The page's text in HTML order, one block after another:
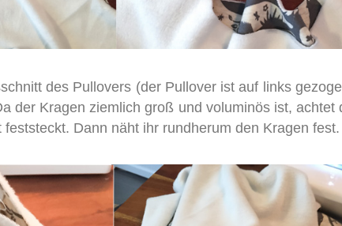
des Pullovers (der Pullover ist auf links
der Kragen ziemlich groß und voluminös ist, achtet
Dann näht ihr rundherum den Kragen fest.